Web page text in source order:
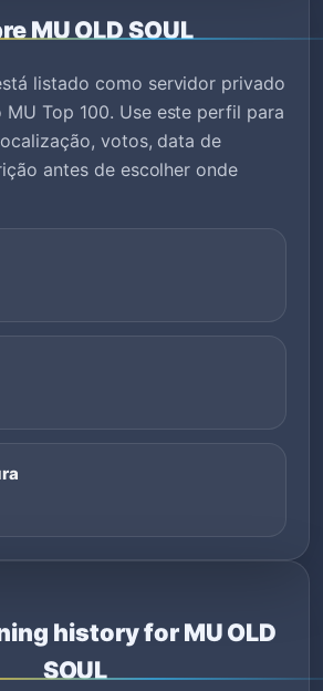
MU OLD SOUL
listado como servidor privado
MU Top 100. Use este perfil para
votos, data de
antes de escolher onde
history for MU OLD
SOUL